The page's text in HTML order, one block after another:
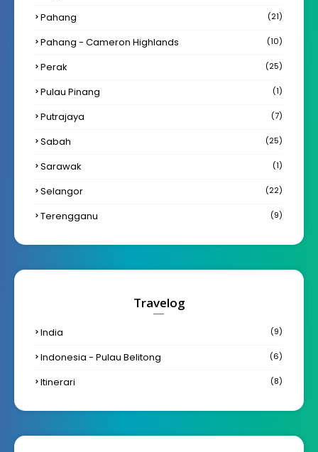
Pahang (21)
Pahang - Cameron Highlands (10)
Perak (25)
Pulau Pinang (1)
Putrajaya (7)
Sabah (25)
Sarawak (1)
Selangor (22)
Terengganu (9)
Travelog
India (9)
Indonesia - Pulau Belitong (6)
Itinerari (8)